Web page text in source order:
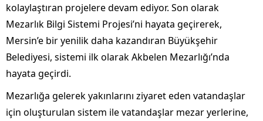
kolaylaştıran projelere devam ediyor. Son olarak
Mezarlık Bilgi Sistemi Projesi’ni hayata geçirerek,
Mersin’e bir yenilik daha kazandıran Büyükşehir
Belediyesi, sistemi ilk olarak Akbelen Mezarlığı’nda
hayata geçirdi.
Mezarlığa gelerek yakınlarını ziyaret eden vatandaşlar
için oluşturulan sistem ile vatandaşlar mezar yerlerine,